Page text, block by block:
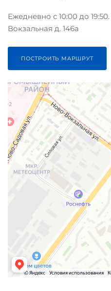
Ежедневно с 10:00 до
Вокзальная д. 146а
ПОСТРОИТЬ МАРШРУТ